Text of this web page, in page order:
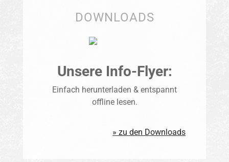
DOWNLOADS
Unsere Info-Flyer:
Einfach herunterladen & entspannt
offline lesen.
» zu den Downloads